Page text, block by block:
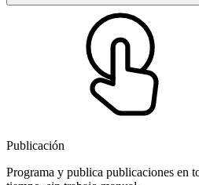
Publicación
Programa y publica publicaciones en